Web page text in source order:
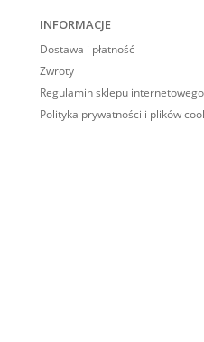
INFORMACJE
Dostawa i płatność
Zwroty
Regulamin sklepu
Polityka prywatności i plików